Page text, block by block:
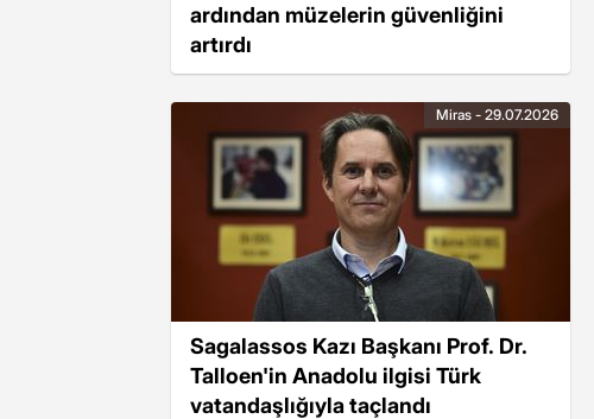
ardından müzelerin güvenliğini
artırdı
Sagalassos Kazı Başkanı Prof. Dr.
Talloen'in Anadolu ilgisi Türk
vatandaşlığıyla taçlandı
Miras - 29.07.2026